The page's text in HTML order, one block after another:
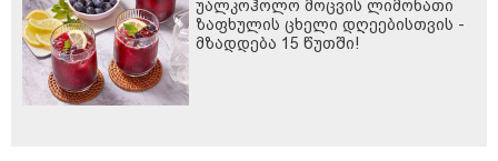
უალკოჰოლო მოცვის ლიმონათი
ზაფხულის ცხელი დღეებისთვის -
მზადდება 15 წუთში!